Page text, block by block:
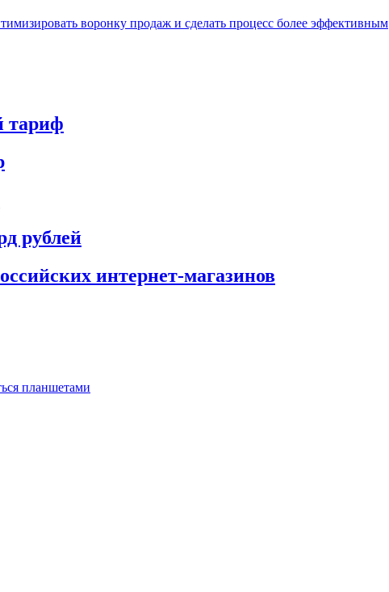
воронку продаж и сделать процесс более эффективным
тариф
рублей
интернет-магазинов
планшетами